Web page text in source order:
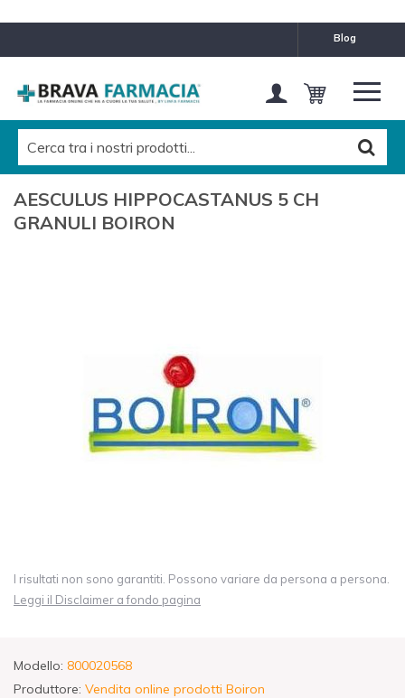
blog
AESCULUS HIPPOCASTANUS 5 CH
GRANULI BOIRON
I risultati non sono garantiti. Possono variare da persona a persona.
Leggi il Disclaimer a fondo pagina
Modello: 800020568
Produttore: Vendita online prodotti Boiron